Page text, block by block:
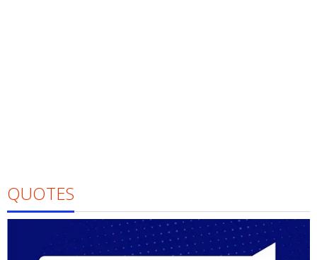
QUOTES